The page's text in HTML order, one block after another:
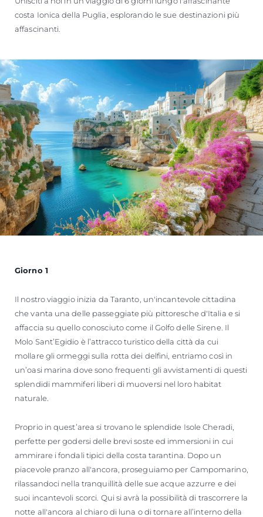
costa Ionica della Puglia, esplorando le sue destinazioni più
affascinanti.
Giorno 1
Il nostro viaggio inizia da Taranto, un'incantevole cittadina
che vanta una delle passeggiate più pittoresche d'Italia e si
affaccia su quello conosciuto come il Golfo delle Sirene. Il
Molo Sant’Egidio è l’attracco turistico della città da cui
mollare gli ormeggi sulla rotta dei delfini, entriamo così in
un’oasi marina dove sono frequenti gli avvistamenti di questi
splendidi mammiferi liberi di muoversi nel loro habitat
naturale.
Proprio in quest’area si trovano le splendide Isole Cheradi,
perfette per godersi delle brevi soste ed immersioni in cui
ammirare i fondali tipici della costa tarantina. Dopo un
piacevole pranzo all'ancora, proseguiamo per Campomarino,
rilassandoci nella tranquillità delle sue acque azzurre e dei
suoi incantevoli scorci. Qui si avrà la possibilità di trascorrere la
notte all'ancora al chiaro di luna o di tornare all’interno della